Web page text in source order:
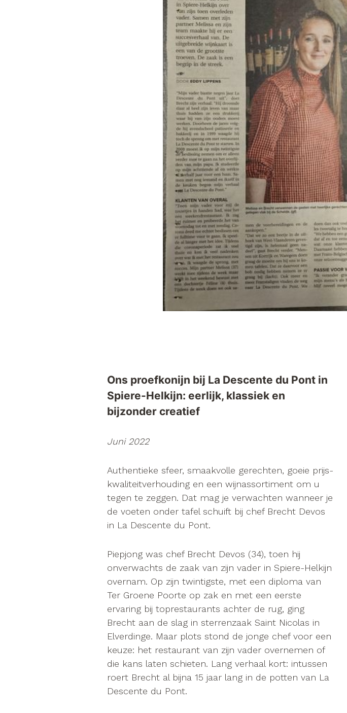
Menu
In de media
Sfeer
Cadeaubon
Contact
Ons proefkonijn bij La Descente du Pont in
Spiere-Helkijn: eerlijk, klassiek en
bijzonder creatief
Juni 2022
Authentieke sfeer, smaakvolle gerechten, goeie prijs-
kwaliteitverhouding en een wijnassortiment om u
tegen te zeggen. Dat mag je verwachten wanneer je
de voeten onder tafel schuift bij chef Brecht Devos
in La Descente du Pont.
Piepjong was chef Brecht Devos (34), toen hij
onverwachts de zaak van zijn vader in Spiere-Helkijn
overnam. Op zijn twintigste, met een diploma van
Ter Groene Poorte op zak en met een eerste
ervaring bij toprestaurants achter de rug, ging
Brecht aan de slag in sterrenzaak Saint Nicolas in
Elverdinge. Maar plots stond de jonge chef voor een
keuze: het restaurant van zijn vader overnemen of
die kans laten schieten. Lang verhaal kort: intussen
roert Brecht al bijna 15 jaar lang in de potten van La
Descente du Pont.